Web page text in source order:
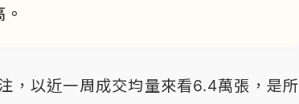
，以近一周成交均量來看6.4萬張，是所